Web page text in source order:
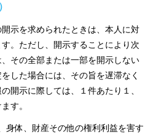
示を求められたときは、本人に対
。ただし、開示することにより次
その全部または一部を開示しない
した場合には、その旨を遅滞なく
開示に際しては、１件あたり１、
す。
身体、財産その他の権利利益を害す